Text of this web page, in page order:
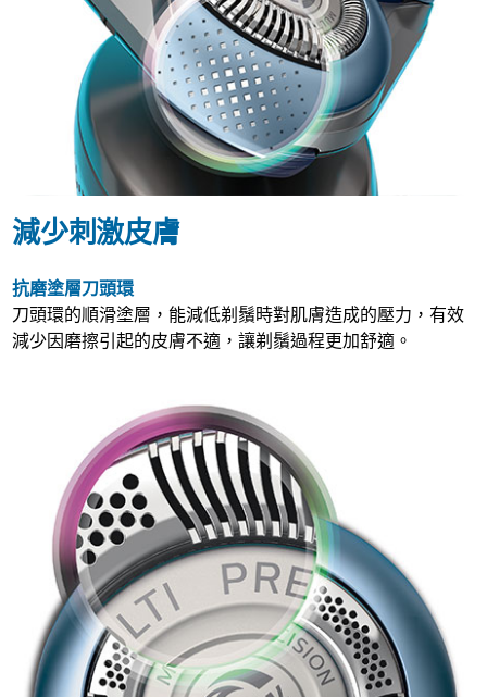
減少刺激皮膚
抗磨塗層刀頭環
刀頭環的順滑塗層，能減低剃鬚時對肌膚造成的壓力，有效
減少因磨擦引起的皮膚不適，讓剃鬚過程更加舒適。